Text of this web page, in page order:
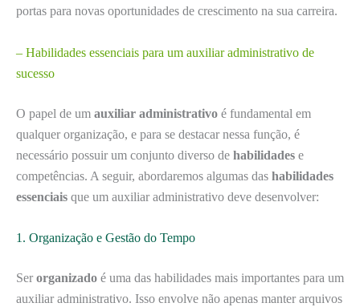
portas para novas oportunidades de crescimento na sua carreira.
– Habilidades essenciais para um auxiliar administrativo de
sucesso
O papel de um auxiliar administrativo é fundamental em
qualquer organização, e para se destacar nessa função, é
necessário possuir um conjunto diverso de habilidades e
competências. A seguir, abordaremos algumas das habilidades
essenciais que um auxiliar administrativo deve desenvolver:
1. Organização e Gestão do Tempo
Ser organizado é uma das habilidades mais importantes para um
auxiliar administrativo. Isso envolve não apenas manter arquivos